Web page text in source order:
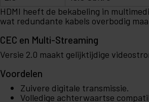
HDMI heeft de bekabeling in
wat redundante kabels overbodig
CEC en Multi-Streaming
Versie 2.0 maakt gelijktijdige
Voordelen
Zuivere digitale transmissie.
Volledige achterwaartse